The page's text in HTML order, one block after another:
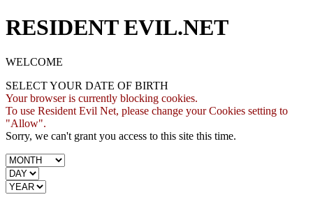
RESIDENT EVIL.NET
WELCOME
SELECT YOUR DATE OF BIRTH
Your browser is currently blocking cookies.
To use Resident Evil Net, please change your Cookies setting to
"Allow".
Sorry, we can't grant you access to this site this time.